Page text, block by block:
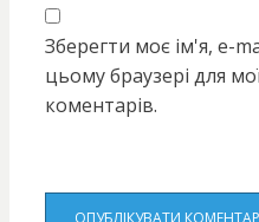
Зберегти моє ім'я, e-
цьому браузері для
коментарів.